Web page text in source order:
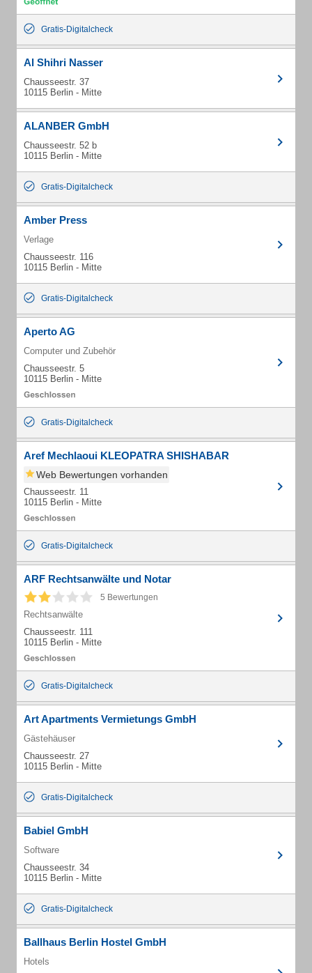
Gratis-Digitalcheck
Al Shihri Nasser
Chausseestr. 37
10115 Berlin - Mitte
ALANBER GmbH
Chausseestr. 52 b
10115 Berlin - Mitte
Gratis-Digitalcheck
Amber Press
Verlage
Chausseestr. 116
10115 Berlin - Mitte
Gratis-Digitalcheck
Aperto AG
Computer und Zubehör
Chausseestr. 5
10115 Berlin - Mitte
Gratis-Digitalcheck
Aref Mechlaoui KLEOPATRA SHISHABAR
Web Bewertungen vorhanden
Chausseestr. 11
10115 Berlin - Mitte
Gratis-Digitalcheck
ARF Rechtsanwälte und Notar
5 Bewertungen
Rechtsanwälte
Chausseestr. 111
10115 Berlin - Mitte
Gratis-Digitalcheck
Art Apartments Vermietungs GmbH
Gästehäuser
Chausseestr. 27
10115 Berlin - Mitte
Gratis-Digitalcheck
Babiel GmbH
Software
Chausseestr. 34
10115 Berlin - Mitte
Gratis-Digitalcheck
Ballhaus Berlin Hostel GmbH
Hotels